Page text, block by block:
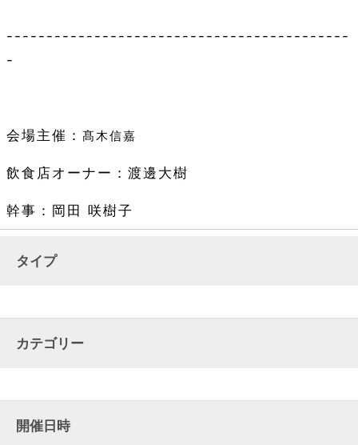
-------------------------------------------
-
会場主催： 髙木信嘉
飲食店オーナー：渡邊大樹
幹事：岡田 咲樹子
タイプ
カテゴリー
開催日時